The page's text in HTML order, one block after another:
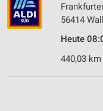
56414
Heute
440,03